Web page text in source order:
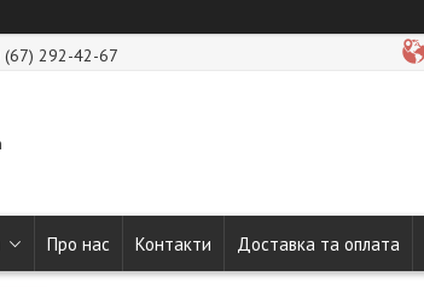
(67) 292-42-67
Про нас Контакти Доставка та оплата